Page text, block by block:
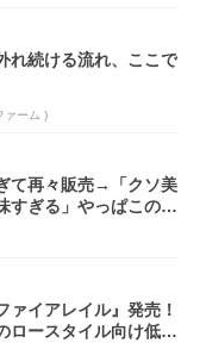
れ続ける流れ、ここで
ァーム )
て再々販売→「クソ美
すぎる」やっぱこのク
ァイアレイル』発売！
ロースタイル向け低型